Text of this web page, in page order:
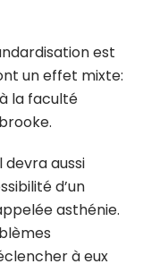
est
un effet mixte:
la faculté
devra aussi
d’un
asthénie.
à eux